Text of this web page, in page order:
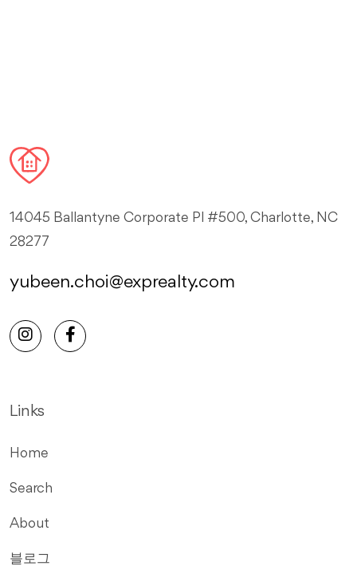
14045 Ballantyne Corporate Pl #500, Charlotte, NC
28277
yubeen.choi@exprealty.com
Links
Home
Search
About
블로그